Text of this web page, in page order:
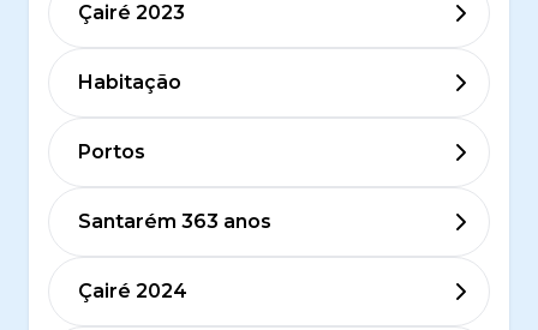
Çairé 2023
Habitação
Portos
Santarém 363 anos
Çairé 2024